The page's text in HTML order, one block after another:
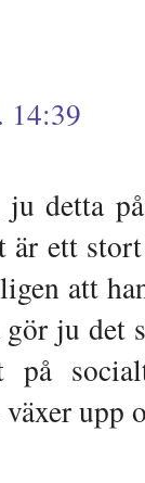
14:39
ju detta
är ett
att
ju det
på
upp